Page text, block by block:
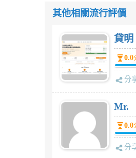
其他相關流行評價
貸明
0.0
分
Mr.
0.0
分